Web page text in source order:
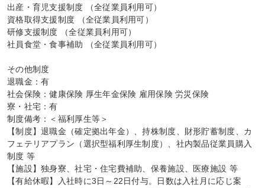
出産・育児支援制度 （全従業員利用可）
資格取得支援制度 （全従業員利用可）
研修支援制度 （全従業員利用可）
社員食堂・食事補助 （全従業員利用可）
その他制度
退職金：有
社会保険：健康保険 厚生年金保険 雇用保険 労災保険
寮・社宅：有
制度備考：＜福利厚生等＞
【制度】退職金（確定拠出年金）、持株制度、財形貯蓄制度、カ
フェテリアプラン（選択型福利厚生制度）、社内製品従業員購入
制度 等
【施設】独身寮、社宅・住宅費補助、保養施設、医療施設 等
【有給休暇】入社時に3日～22日付与。日数は入社月に応じ案